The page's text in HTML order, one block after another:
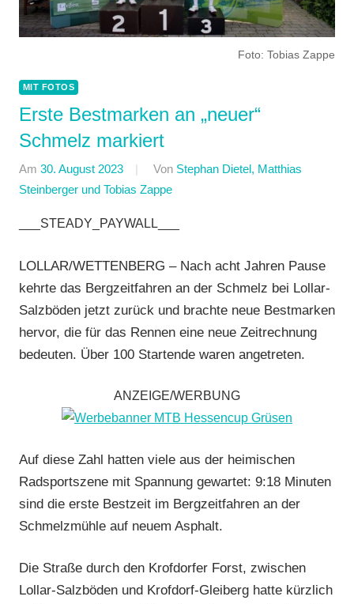
Foto: Tobias Zappe
MIT FOTOS
Erste Bestmarken an „neuer“
Schmelz markiert
Am 30. August 2023 Von Stephan Dietel, Matthias
Steinberger und Tobias Zappe
Rodheim-
Bergzeitfahren,
FSC
Bad
Endbach,
Jedermann,
Fotos,
Multimedia,
Lahn,
RSG
Buchenau,
RSG
___STEADY_PAYWALL___
LOLLAR/WETTENBERG – Nach acht Jahren Pause
kehrte das Bergzeitfahren an der Schmelz bei Lollar-
Salzböden jetzt zurück und brachte neue Bestmarken
hervor, die für das Rennen eine neue Zeitrechnung
bedeuten. Über 100 Startende waren angetreten.
ANZEIGE/WERBUNG
Auf diese Zahl hatten viele aus der heimischen
Radsportszene mit Spannung gewartet: 9:18 Minuten
sind die erste Bestzeit im Bergzeitfahren an der
Schmelzmühle auf neuem Asphalt.
Die Straße durch den Krofdorfer Forst, zwischen
Lollar-Salzböden und Krofdorf-Gleiberg hatte kürzlich